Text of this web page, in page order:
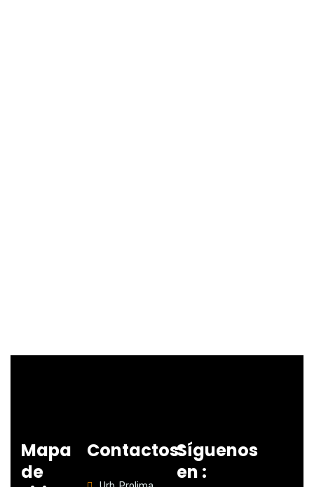
Mapa
de
Contactos:Síguenos
en :